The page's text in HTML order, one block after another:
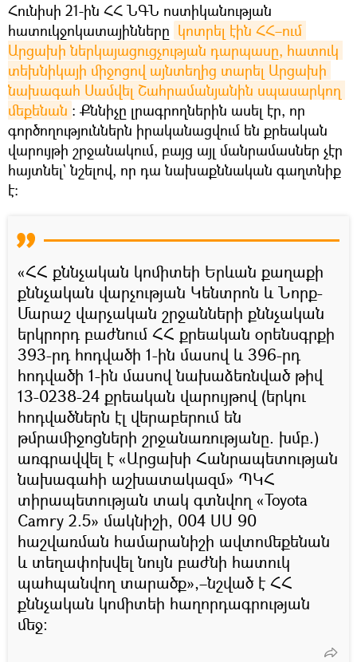
Հունիսի 21-ին ՀՀ ՆԳՆ ոստիկանության
հատուկջոկատայինները կոտրել էին ՀՀ–ում
Արցախի ներկայացուցչության դարպասը, հատուկ
տեխնիկայի միջոցով այնտեղից տարել Արցախի
նախագահ Սամվել Շահրամանյանին սպասարկող
մեքենան ։ Քննիչը լրագրողներին ասել էր, որ
գործողություններն իրականացվում են քրեական
վարույթի շրջանակում, բայց այլ մանրամասներ չէր
հայտնել` նշելով, որ դա նախաքննական գաղտնիք
է։
«ՀՀ քննչական կոմիտեի Երևան քաղաքի
քննչական վարչության Կենտրոն և Նորք-
Մարաշ վարչական շրջանների քննչական
երկրորդ բաժնում ՀՀ քրեական օրենսգրքի
393-րդ հոդվածի 1-ին մասով և 396-րդ
հոդվածի 1-ին մասով նախաձեռնված թիվ
13-0238-24 քրեական վարույթով (երկու
հոդվածներն էլ վերաբերում են
թմրամիջոցների շրջանառությանը. խմբ.)
առգրավվել է «Արցախի Հանրապետության
նախագահի աշխատակազմ» ՊԿՀ
տիրապետության տակ գտնվող «Toyota
Camry 2.5» մակնիշի, 004 UU 90
հաշվառման համարանիշի ավտոմեքենան
և տեղափոխվել նույն բաժնի հատուկ
պահպանվող տարածք»,–նշված է ՀՀ
քննչական կոմիտեի հաղորդագրության
մեջ: